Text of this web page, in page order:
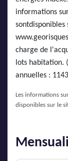
informations
sontdisponibles
charge de
lots habitation.
annuelles :
Les informations
disponibles sur le